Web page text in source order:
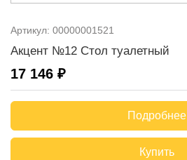
Артикул: 00000001521
Акцент №12 Стол туалетный
17 146 ₽
Подробнее
Купить